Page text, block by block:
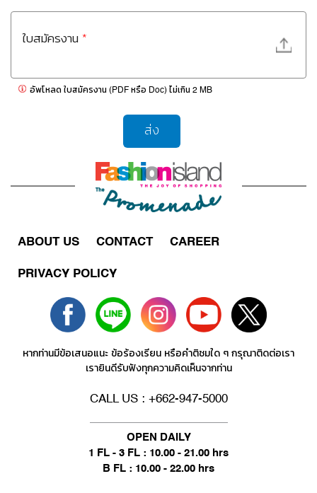
ใบสมัครงาน *
อัพโหลด ใบสมัครงาน (PDF หรือ Doc) ไม่เกิน 2 MB
ABOUT US CONTACT CAREER
PRIVACY POLICY
หากท่านมีข้อเสนอแนะ ข้อร้องเรียน หรือคำติชมใด ๆ กรุณาติดต่อเรา
เรายินดีรับฟังทุกความคิดเห็นจากท่าน
CALL US : +662-947-5000
OPEN DAILY
1 FL - 3 FL : 10.00 - 21.00 hrs
B FL : 10.00 - 22.00 hrs